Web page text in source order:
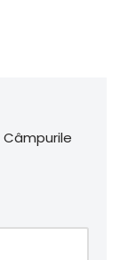
Câmpurile